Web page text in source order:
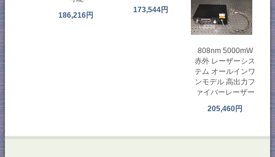
186,216円
173,544円
808nm 5000mW
赤外 レーザーシス
テム オールインワ
ンモデル 高出力フ
ァイバーレーザー
205,460円